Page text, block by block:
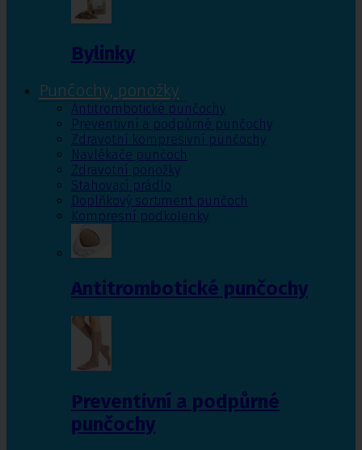
Bylinky
Punčochy, ponožky
Antitrombotické punčochy
Preventivní a podpůrné punčochy
Zdravotní kompresivní punčochy
Navlékače punčoch
Zdravotní ponožky
Stahovací prádlo
Doplňkový sortiment punčoch
Kompresní podkolenky
Antitrombotické punčochy
Preventivní a podpůrné
punčochy